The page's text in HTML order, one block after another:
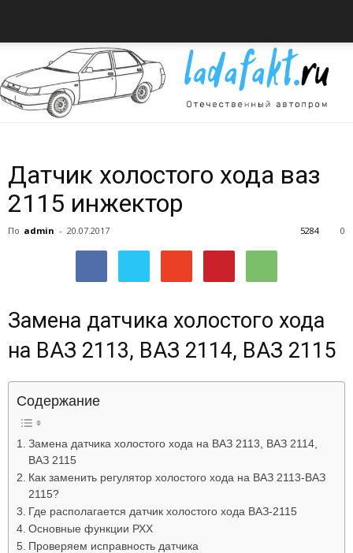
ВАЗ
Датчик холостого хода ваз
2115 инжектор
По admin - 20.07.2017 0
5284
Замена датчика холостого хода
на ВАЗ 2113, ВАЗ 2114, ВАЗ 2115
Содержание
Замена датчика холостого хода на ВАЗ 2113, ВАЗ 2114,
ВАЗ 2115
Как заменить регулятор холостого хода на ВАЗ 2113-ВАЗ
2115?
Где располагается датчик холостого хода ВАЗ-2115
Основные функции РХХ
Проверяем исправность датчика